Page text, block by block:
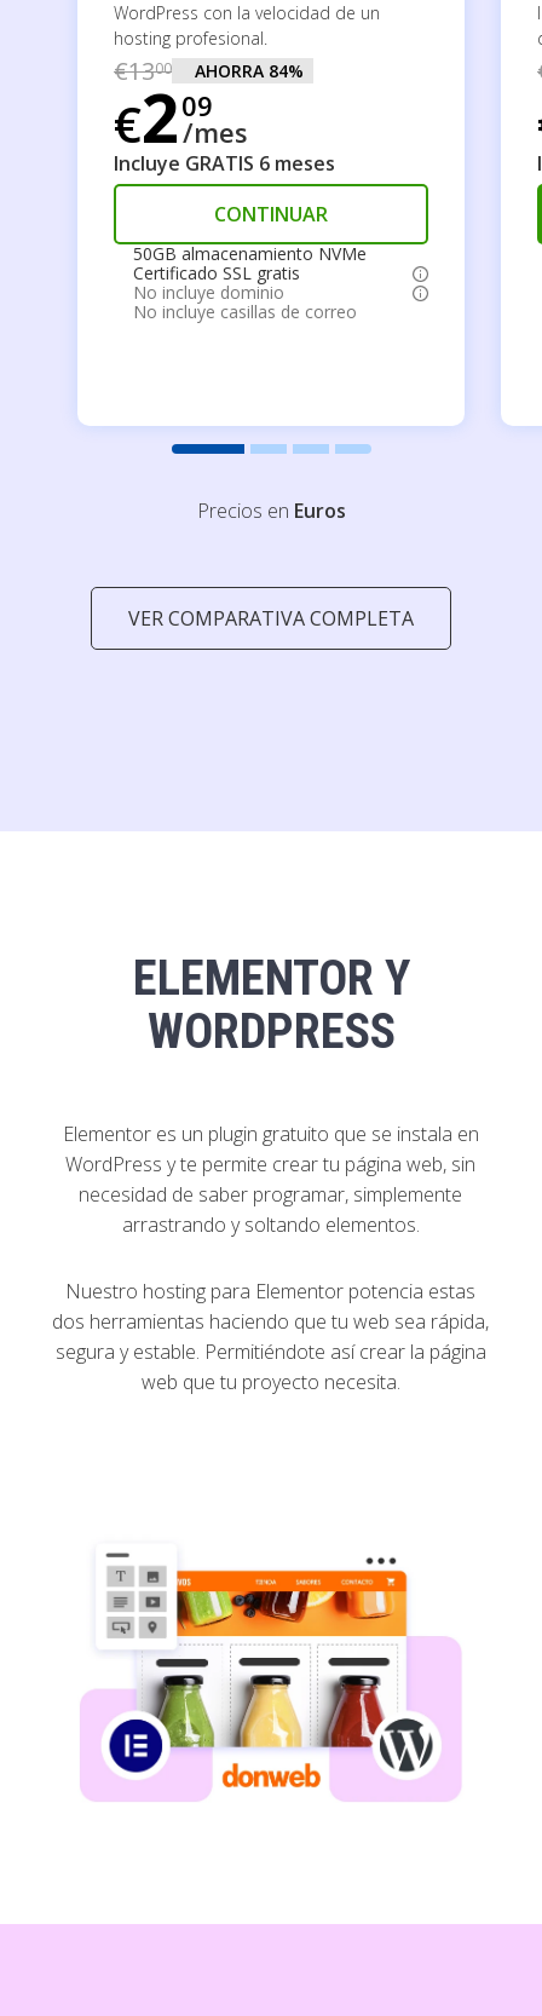
WordPress con la velocidad de un
hosting profesional.
€1300 AHORRA 84%
€209
/mes
Incluye GRATIS 6 meses
CONTINUAR
50GB almacenamiento NVMe
Certificado SSL gratis
No incluye dominio
No incluye casillas de correo
Precios en Euros
VER COMPARATIVA COMPLETA
ELEMENTOR Y
WORDPRESS
Elementor es un plugin gratuito que se instala en
WordPress y te permite crear tu página web, sin
necesidad de saber programar, simplemente
arrastrando y soltando elementos.
Nuestro hosting para Elementor potencia estas
dos herramientas haciendo que tu web sea rápida,
segura y estable. Permitiéndote así crear la página
web que tu proyecto necesita.